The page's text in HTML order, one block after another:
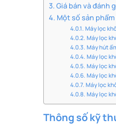
Giá bán và đánh
Một số sản
Máy lọc
Máy lọc
Máy hút
Máy lọc
Máy lọc
Máy lọc
Máy lọc
Máy lọc
Thông số kỹ